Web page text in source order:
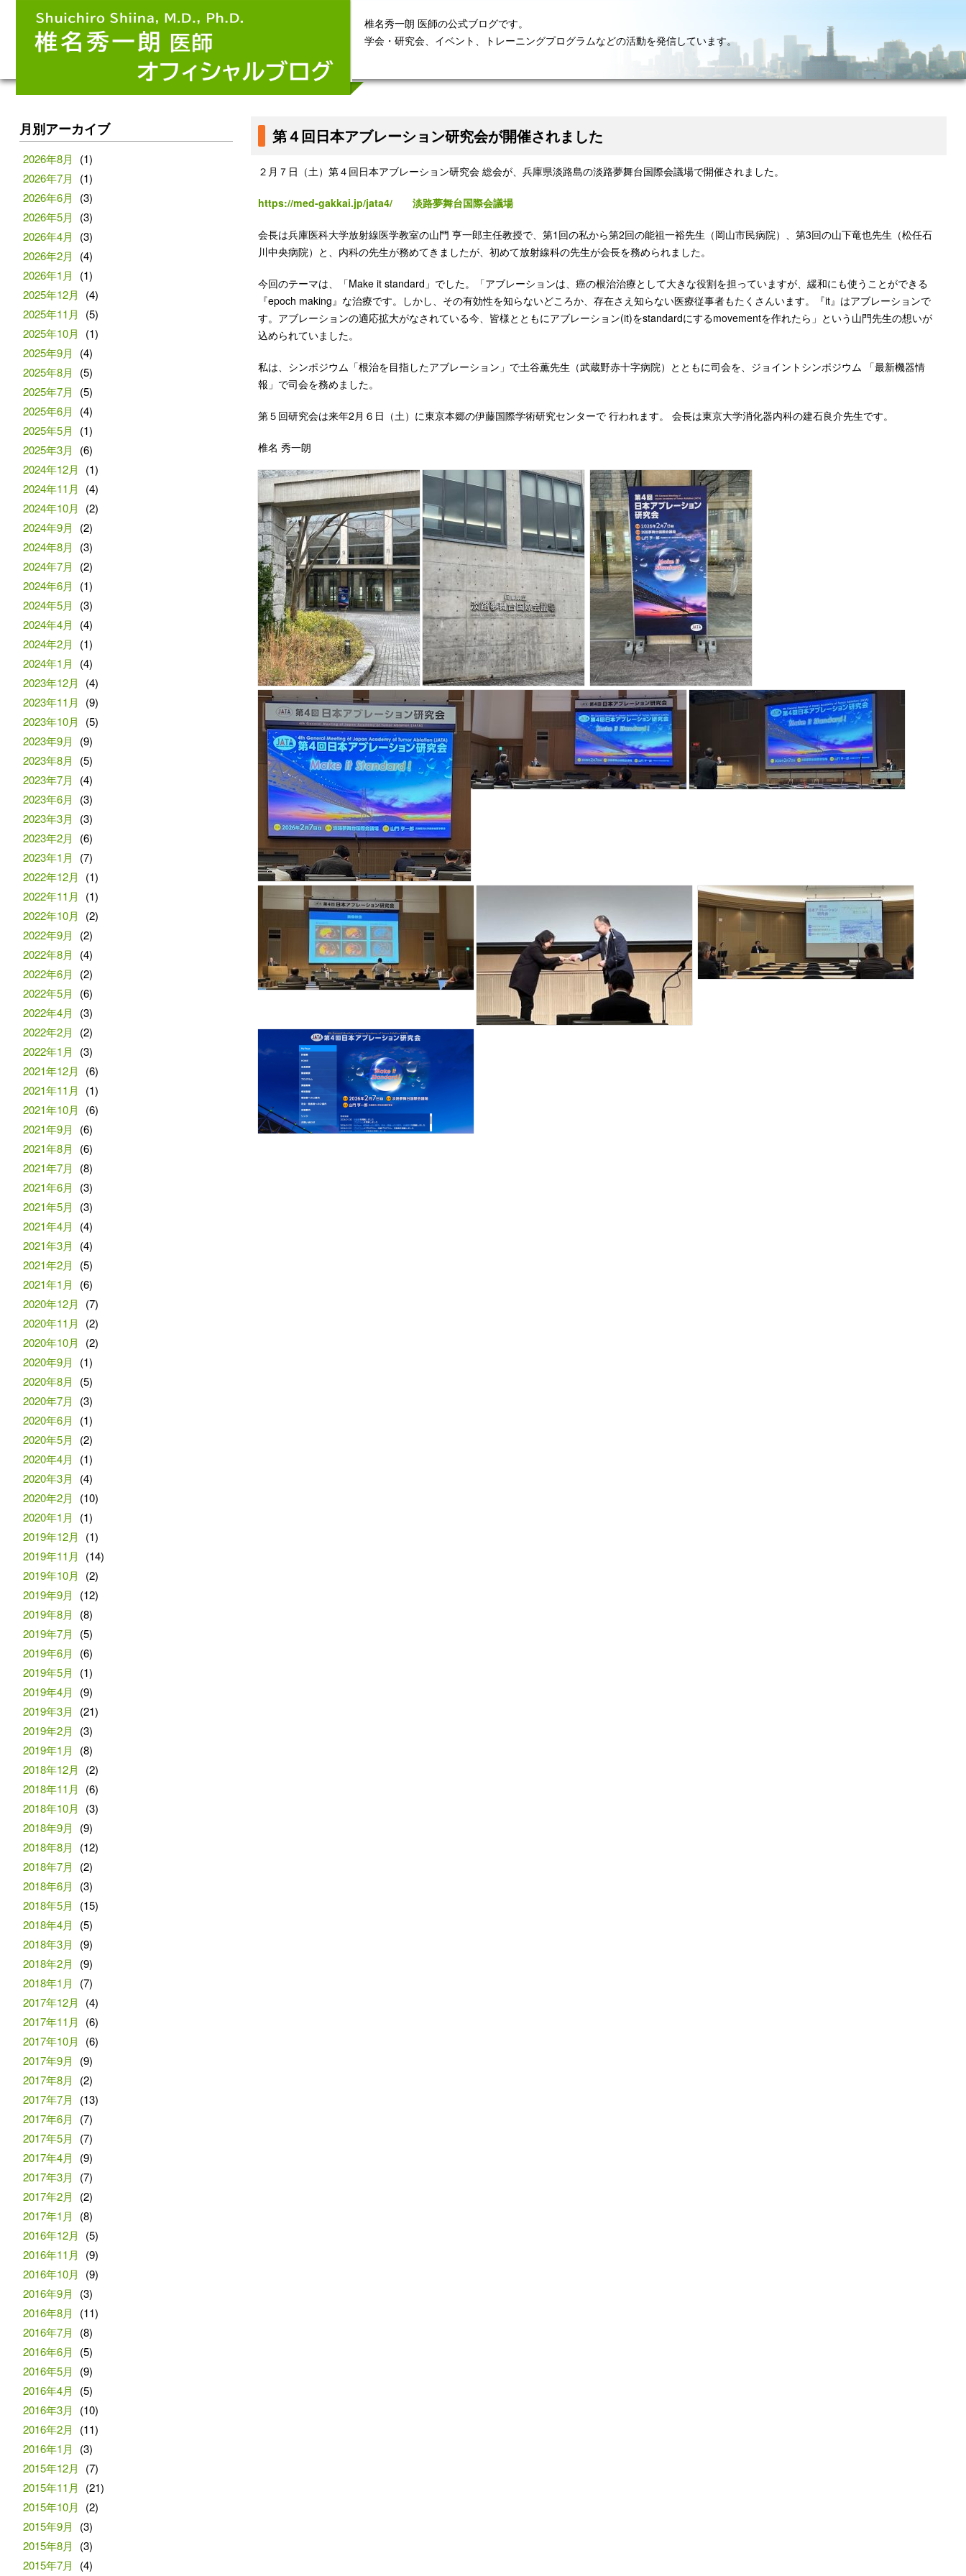
椎名秀一朗 医師の公式ブログです。
学会・研究会、イベント、トレーニングプログラムなどの活動を発信しています。
第４回日本アブレーション研究会が開催されました
２月７日（土）第４回日本アブレーション研究会 総会が、兵庫県淡路島の淡路夢舞台国際会議場で開催されました。
https://med-gakkai.jp/jata4/淡路夢舞台国際会議場
会長は兵庫医科大学放射線医学教室の山門 亨一郎主任教授で、第1回の私から第2回の能祖一裕先生（岡山市民病院）、第3回の山下竜也先生（松任石
川中央病院）と、内科の先生が務めてきましたが、初めて放射線科の先生が会長を務められました。
今回のテーマは、「Make it standard」でした。「アブレーションは、癌の根治治療として大きな役割を担っていますが、緩和にも使うことができる
『epoch making』な治療です。しかし、その有効性を知らないどころか、存在さえ知らない医療従事者もたくさんいます。『it』はアブレーションで
す。アブレーションの適応拡大がなされている今、皆様とともにアブレーション(it)をstandardにするmovementを作れたら」という山門先生の想いが
込められていました。
私は、シンポジウム「根治を目指したアブレーション」で土谷薫先生（武蔵野赤十字病院）とともに司会を、ジョイントシンポジウム 「最新機器情
報」で司会を務めました。
第５回研究会は来年2月６日（土）に東京本郷の伊藤国際学術研究センターで 行われます。 会長は東京大学消化器内科の建石良介先生です。
椎名 秀一朗
月別アーカイブ
2026年8月
(1)
2026年7月
(1)
2026年6月
(3)
2026年5月
(3)
2026年4月
(3)
2026年2月
(4)
2026年1月
(1)
2025年12月
(4)
2025年11月
(5)
2025年10月
(1)
2025年9月
(4)
2025年8月
(5)
2025年7月
(5)
2025年6月
(4)
2025年5月
(1)
2025年3月
(6)
2024年12月
(1)
2024年11月
(4)
2024年10月
(2)
2024年9月
(2)
2024年8月
(3)
2024年7月
(2)
2024年6月
(1)
2024年5月
(3)
2024年4月
(4)
2024年2月
(1)
2024年1月
(4)
2023年12月
(4)
2023年11月
(9)
2023年10月
(5)
2023年9月
(9)
2023年8月
(5)
2023年7月
(4)
2023年6月
(3)
2023年3月
(3)
2023年2月
(6)
2023年1月
(7)
2022年12月
(1)
2022年11月
(1)
2022年10月
(2)
2022年9月
(2)
2022年8月
(4)
2022年6月
(2)
2022年5月
(6)
2022年4月
(3)
2022年2月
(2)
2022年1月
(3)
2021年12月
(6)
2021年11月
(1)
2021年10月
(6)
2021年9月
(6)
2021年8月
(6)
2021年7月
(8)
2021年6月
(3)
2021年5月
(3)
2021年4月
(4)
2021年3月
(4)
2021年2月
(5)
2021年1月
(6)
2020年12月
(7)
2020年11月
(2)
2020年10月
(2)
2020年9月
(1)
2020年8月
(5)
2020年7月
(3)
2020年6月
(1)
2020年5月
(2)
2020年4月
(1)
2020年3月
(4)
2020年2月
(10)
2020年1月
(1)
2019年12月
(1)
2019年11月
(14)
2019年10月
(2)
2019年9月
(12)
2019年8月
(8)
2019年7月
(5)
2019年6月
(6)
2019年5月
(1)
2019年4月
(9)
2019年3月
(21)
2019年2月
(3)
2019年1月
(8)
2018年12月
(2)
2018年11月
(6)
2018年10月
(3)
2018年9月
(9)
2018年8月
(12)
2018年7月
(2)
2018年6月
(3)
2018年5月
(15)
2018年4月
(5)
2018年3月
(9)
2018年2月
(9)
2018年1月
(7)
2017年12月
(4)
2017年11月
(6)
2017年10月
(6)
2017年9月
(9)
2017年8月
(2)
2017年7月
(13)
2017年6月
(7)
2017年5月
(7)
2017年4月
(9)
2017年3月
(7)
2017年2月
(2)
2017年1月
(8)
2016年12月
(5)
2016年11月
(9)
2016年10月
(9)
2016年9月
(3)
2016年8月
(11)
2016年7月
(8)
2016年6月
(5)
2016年5月
(9)
2016年4月
(5)
2016年3月
(10)
2016年2月
(11)
2016年1月
(3)
2015年12月
(7)
2015年11月
(21)
2015年10月
(2)
2015年9月
(3)
2015年8月
(3)
2015年7月
(4)